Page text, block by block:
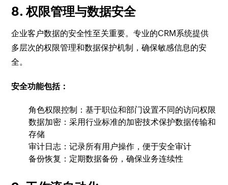
8. 权限管理与数据安全
企业客户数据的安全性至关重要。专业的CRM系统提供
多层次的权限管理和数据保护机制，确保敏感信息的安
全。
安全功能包括：
角色权限控制：基于职位和部门设置不同的访问权限
数据加密：采用行业标准的加密技术保护数据传输和
存储
审计日志：记录所有用户操作，便于安全审计
备份恢复：定期数据备份，确保业务连续性